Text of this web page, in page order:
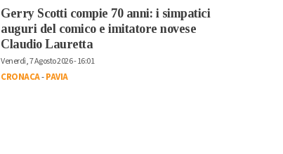
Gerry Scotti compie 70 anni: i simpatici
auguri del comico e imitatore novese
Claudio Lauretta
Venerdì, 7 Agosto 2026 - 16:01
CRONACA-PAVIA